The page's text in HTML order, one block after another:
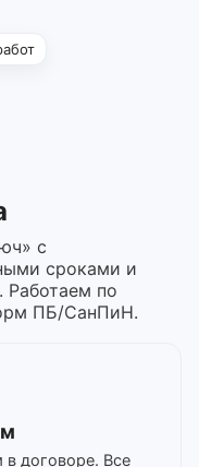
с
сроками и
Работаем по
ПБ/СанПиН.
в договоре. Все